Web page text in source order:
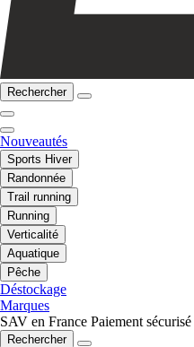
Rechercher
Nouveautés
Sports Hiver
Randonnée
Trail running
Running
Verticalité
Aquatique
Pêche
Déstockage
Marques
SAV en France Paiement sécurisé
Rechercher